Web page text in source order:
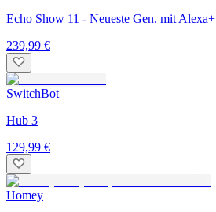
Echo Show 11 - Neueste Gen. mit Alexa+
239,99 €
SwitchBot
Hub 3
129,99 €
Homey